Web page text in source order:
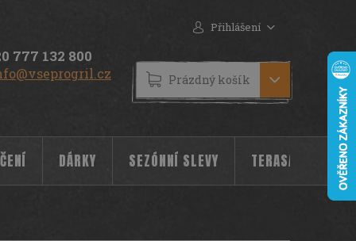
777 132 800
Přihlášení
NÁKUPNÍ
KOŠÍK
Prázdný košík
DÁRKY SEZÓNNÍ SLEVY TERASA